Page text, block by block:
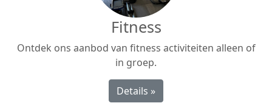
Fitness
Ontdek ons aanbod van fitness activiteiten alleen of
in groep.
Details »